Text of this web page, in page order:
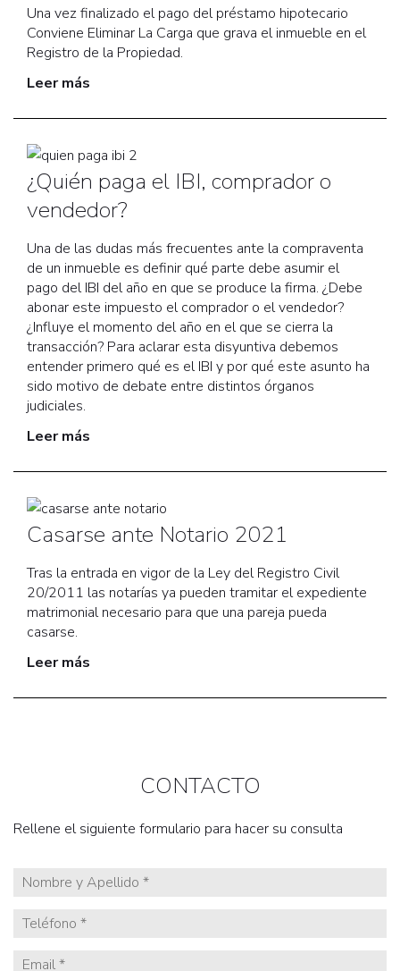
Una vez finalizado el pago del préstamo hipotecario
Conviene Eliminar La Carga que grava el inmueble en el
Registro de la Propiedad.
Leer más
¿Quién paga el IBI, comprador o
vendedor?
Una de las dudas más frecuentes ante la compraventa
de un inmueble es definir qué parte debe asumir el
pago del IBI del año en que se produce la firma. ¿Debe
abonar este impuesto el comprador o el vendedor?
¿Influye el momento del año en el que se cierra la
transacción? Para aclarar esta disyuntiva debemos
entender primero qué es el IBI y por qué este asunto ha
sido motivo de debate entre distintos órganos
judiciales.
Leer más
Casarse ante Notario 2021
Tras la entrada en vigor de la Ley del Registro Civil
20/2011 las notarías ya pueden tramitar el expediente
matrimonial necesario para que una pareja pueda
casarse.
Leer más
CONTACTO
Rellene el siguiente formulario para hacer su consulta